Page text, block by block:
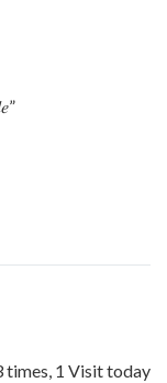
times, 1 Visit today